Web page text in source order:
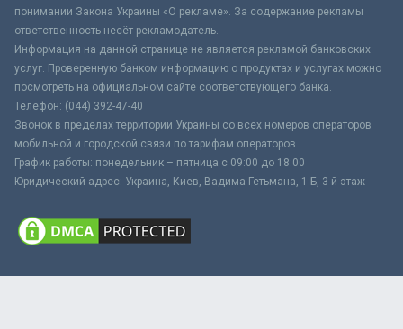
понимании Закона Украины «О рекламе». За содержание рекламы
ответственность несёт рекламодатель.
Информация на данной странице не является рекламой банковских
услуг. Проверенную банком информацию о продуктах и услугах можно
посмотреть на официальном сайте соответствующего банка.
Телефон: (044) 392-47-40
Звонок в пределах территории Украины со всех номеров операторов
мобильной и городской связи по тарифам операторов
График работы: понедельник – пятница с 09:00 до 18:00
Юридический адрес: Украина, Киев, Вадима Гетьмана, 1-Б, 3-й этаж